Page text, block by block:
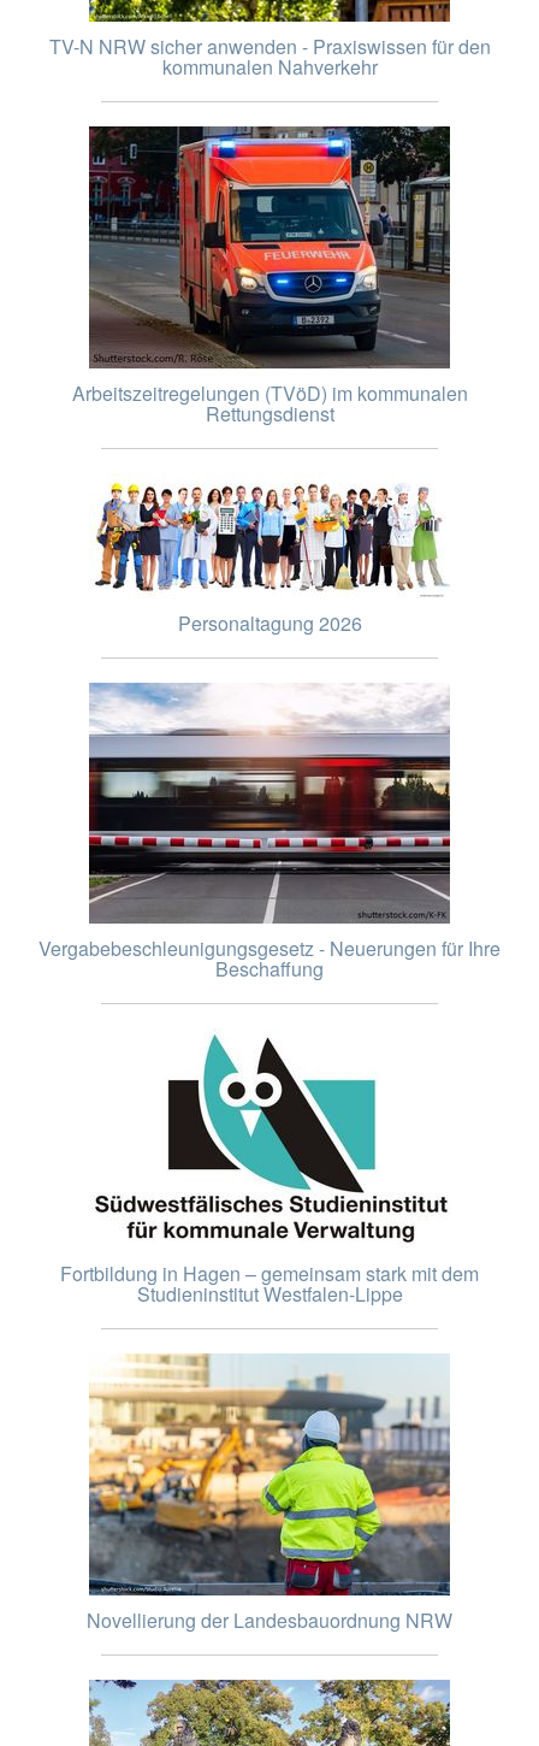
TV-N NRW sicher anwenden - Praxiswissen für den
kommunalen Nahverkehr
Arbeitszeitregelungen (TVöD) im kommunalen
Rettungsdienst
Personaltagung 2026
Vergabebeschleunigungsgesetz - Neuerungen für Ihre
Beschaffung
Fortbildung in Hagen – gemeinsam stark mit dem
Studieninstitut Westfalen-Lippe
Novellierung der Landesbauordnung NRW